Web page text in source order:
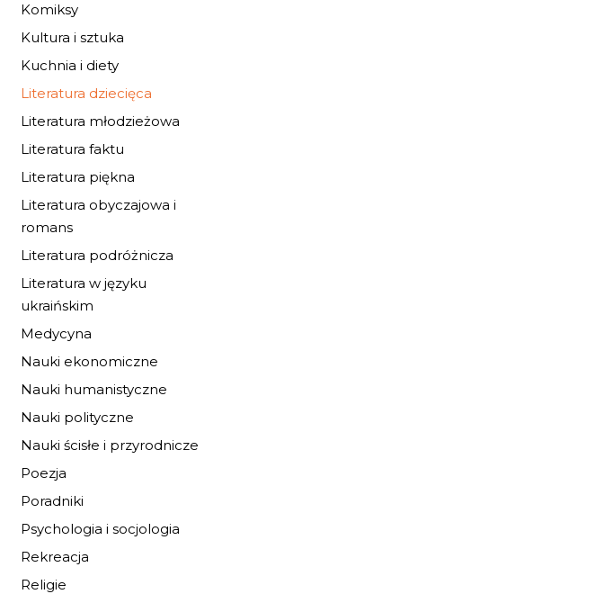
Komiksy
Kultura i sztuka
Kuchnia i diety
Literatura dziecięca
Literatura młodzieżowa
Literatura faktu
Literatura piękna
Literatura obyczajowa i
romans
Literatura podróżnicza
Literatura w języku
ukraińskim
Medycyna
Nauki ekonomiczne
Nauki humanistyczne
Nauki polityczne
Nauki ścisłe i przyrodnicze
Poezja
Poradniki
Psychologia i socjologia
Rekreacja
Religie